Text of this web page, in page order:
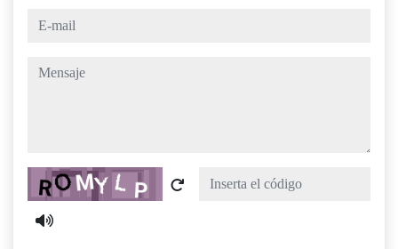
e-mail
mensaje
Captcha